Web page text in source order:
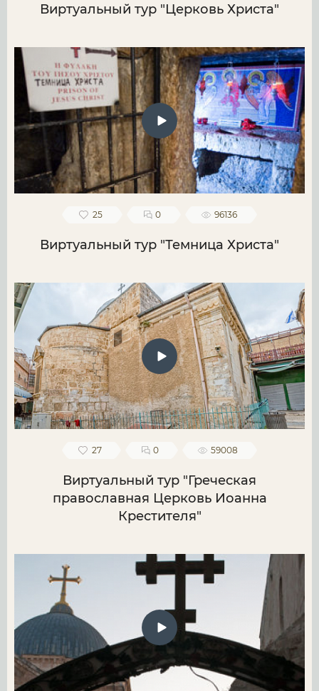
Виртуальный тур "Церковь Христа"
25 0 96136
Виртуальный тур "Темница Христа"
27 0 59008
Виртуальный тур "Греческая
православная Церковь Иоанна
Крестителя"